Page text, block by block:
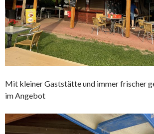
Mit kleiner Gaststätte und immer frischer
im Angebot